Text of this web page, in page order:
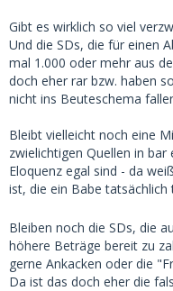
Gibt es wirklich so viel
Und die SDs, die für einen
mal 1.000 oder mehr aus
doch eher rar bzw. haben
nicht ins Beuteschema
Bleibt vielleicht noch eine
zwielichtigen Quellen in
Eloquenz egal sind - da
ist, die ein Babe tatsächlich
Bleiben noch die SDs, die
höhere Beträge bereit zu
gerne Ankacken oder die
Da ist das doch eher die